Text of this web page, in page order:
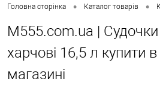
Головна сторінка • Каталог товарів •
M555.com.ua | Судочки
харчові 16,5 л купити в
магазині